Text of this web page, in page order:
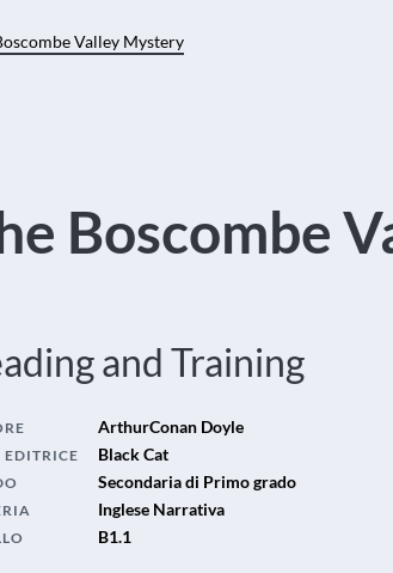
Valley Mystery
Boscombe
and Training
ArthurConan Doyle
EDITRICE Black Cat
Secondaria di Primo grado
Inglese Narrativa
B1.1